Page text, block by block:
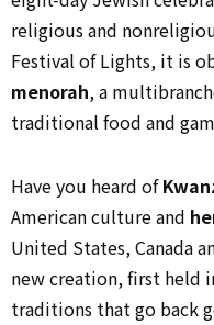
religious and
Festival of Lights, it is
menorah, a
traditional food and
Have you heard of
American culture and
United States, Canada
new creation, first held
traditions that go back